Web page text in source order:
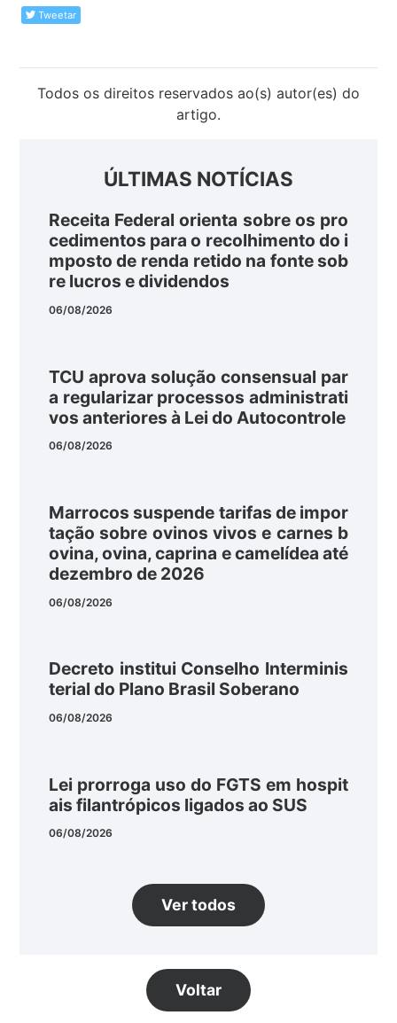
Tweetar
Todos os direitos reservados ao(s) autor(es) do
artigo.
ÚLTIMAS NOTÍCIAS
Receita Federal orienta sobre os pro
cedimentos para o recolhimento do i
mposto de renda retido na fonte sob
re lucros e dividendos
06/08/2026
TCU aprova solução consensual par
a regularizar processos administrati
vos anteriores à Lei do Autocontrole
06/08/2026
Marrocos suspende tarifas de impor
tação sobre ovinos vivos e carnes b
ovina, ovina, caprina e camelídea até
dezembro de 2026
06/08/2026
Decreto institui Conselho Interminis
terial do Plano Brasil Soberano
06/08/2026
Lei prorroga uso do FGTS em hospit
ais filantrópicos ligados ao SUS
06/08/2026
Ver todos
Voltar